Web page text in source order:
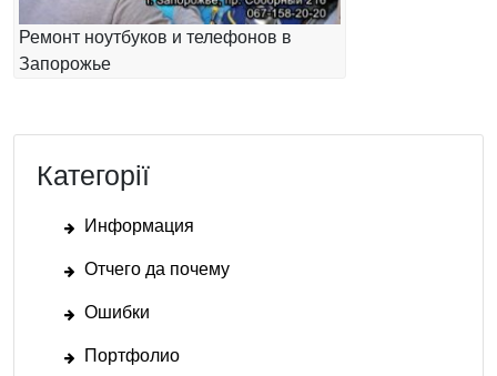
Ремонт ноутбуков и телефонов в
Запорожье
Категорії
Информация
Отчего да почему
Ошибки
Портфолио